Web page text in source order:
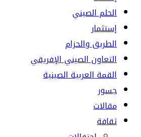
الحلم الصيني
إستثمار
الطريق والحزام
التعاون الصيني الإفريقي
القمة العربية الصينية
جسور
مقالات
ثقافة